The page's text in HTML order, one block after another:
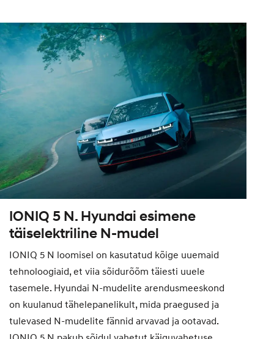
IONIQ 5 N. Hyundai esimene
täiselektriline N-mudel
IONIQ 5 N loomisel on kasutatud kõige uuemaid
tehnoloogiaid, et viia sõidurõõm täiesti uuele
tasemele. Hyundai N-mudelite arendusmeeskond
on kuulanud tähelepanelikult, mida praegused ja
tulevased N-mudelite fännid arvavad ja ootavad.